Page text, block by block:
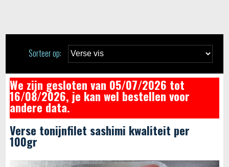
Sorteer op:
We zijn gesloten van 05/07/2026 tot
16/08/2026, je kan wel bestellen voor
andere data.
Verse tonijnfilet sashimi kwaliteit per
100gr